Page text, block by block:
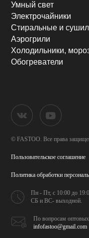
Умный свет
Электрочайники
Стиральные и
Аэрогрили
Холодильники,
Обогреватели
© FASTOO. Все права
Пользовательское соглашение
Политика обработки
Пн - Пт, с 10:00 до
СБ и ВС- выходной.
По вопросам
infofastoo@gmail.com